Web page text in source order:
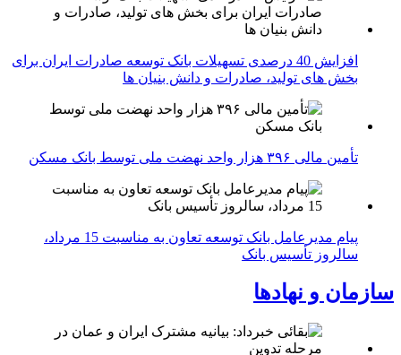
افزایش 40 درصدی تسهیلات بانک توسعه صادرات ایران برای
بخش های تولید، صادرات و دانش بنیان ها
تأمین مالی ۳۹۶ هزار واحد نهضت ملی توسط بانک مسکن
پیام مدیرعامل بانک توسعه تعاون به مناسبت 15 مرداد،
سالروز تأسیس بانک
سازمان و نهادها